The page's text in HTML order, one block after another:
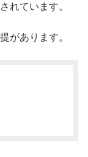
れています。
があります。